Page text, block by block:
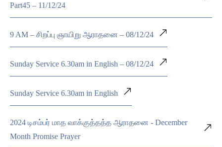
Part45 – 11/12/24
9 AM – சிறப்பு ஞாயிறு ஆராதனை – 08/12/24
Sunday Service 6.30am in English – 08/12/24
Sunday Service 6.30am in English
2024 டிசம்பர் மாத வாக்குத்தத்த ஆராதனை - December
Month Promise Prayer